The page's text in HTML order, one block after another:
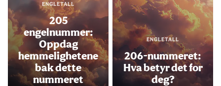
ENGLETALL
205
engelnummer:
Oppdag
hemmelighetene
bak dette
nummeret
ENGLETALL
206-nummeret:
Hva betyr det for
deg?